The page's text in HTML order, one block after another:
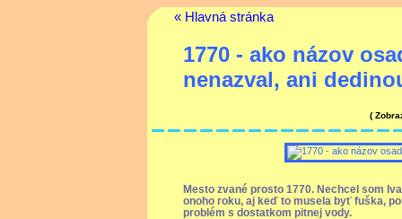
« Hlavná stránka
1770 - ako názov
nenazval, ani
(
Mesto zvané prosto 1770. Nechcel som
onoho roku, aj keď to musela byť fuška,
problém s dostatkom pitnej vody.